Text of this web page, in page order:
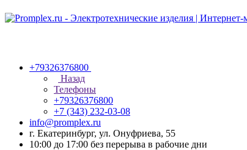
+79326376800
Назад
Телефоны
+79326376800
+7 (343) 232-03-08
info@promplex.ru
г. Екатеринбург, ул. Онуфриева, 55
10:00 до 17:00 без перерыва в рабочие дни